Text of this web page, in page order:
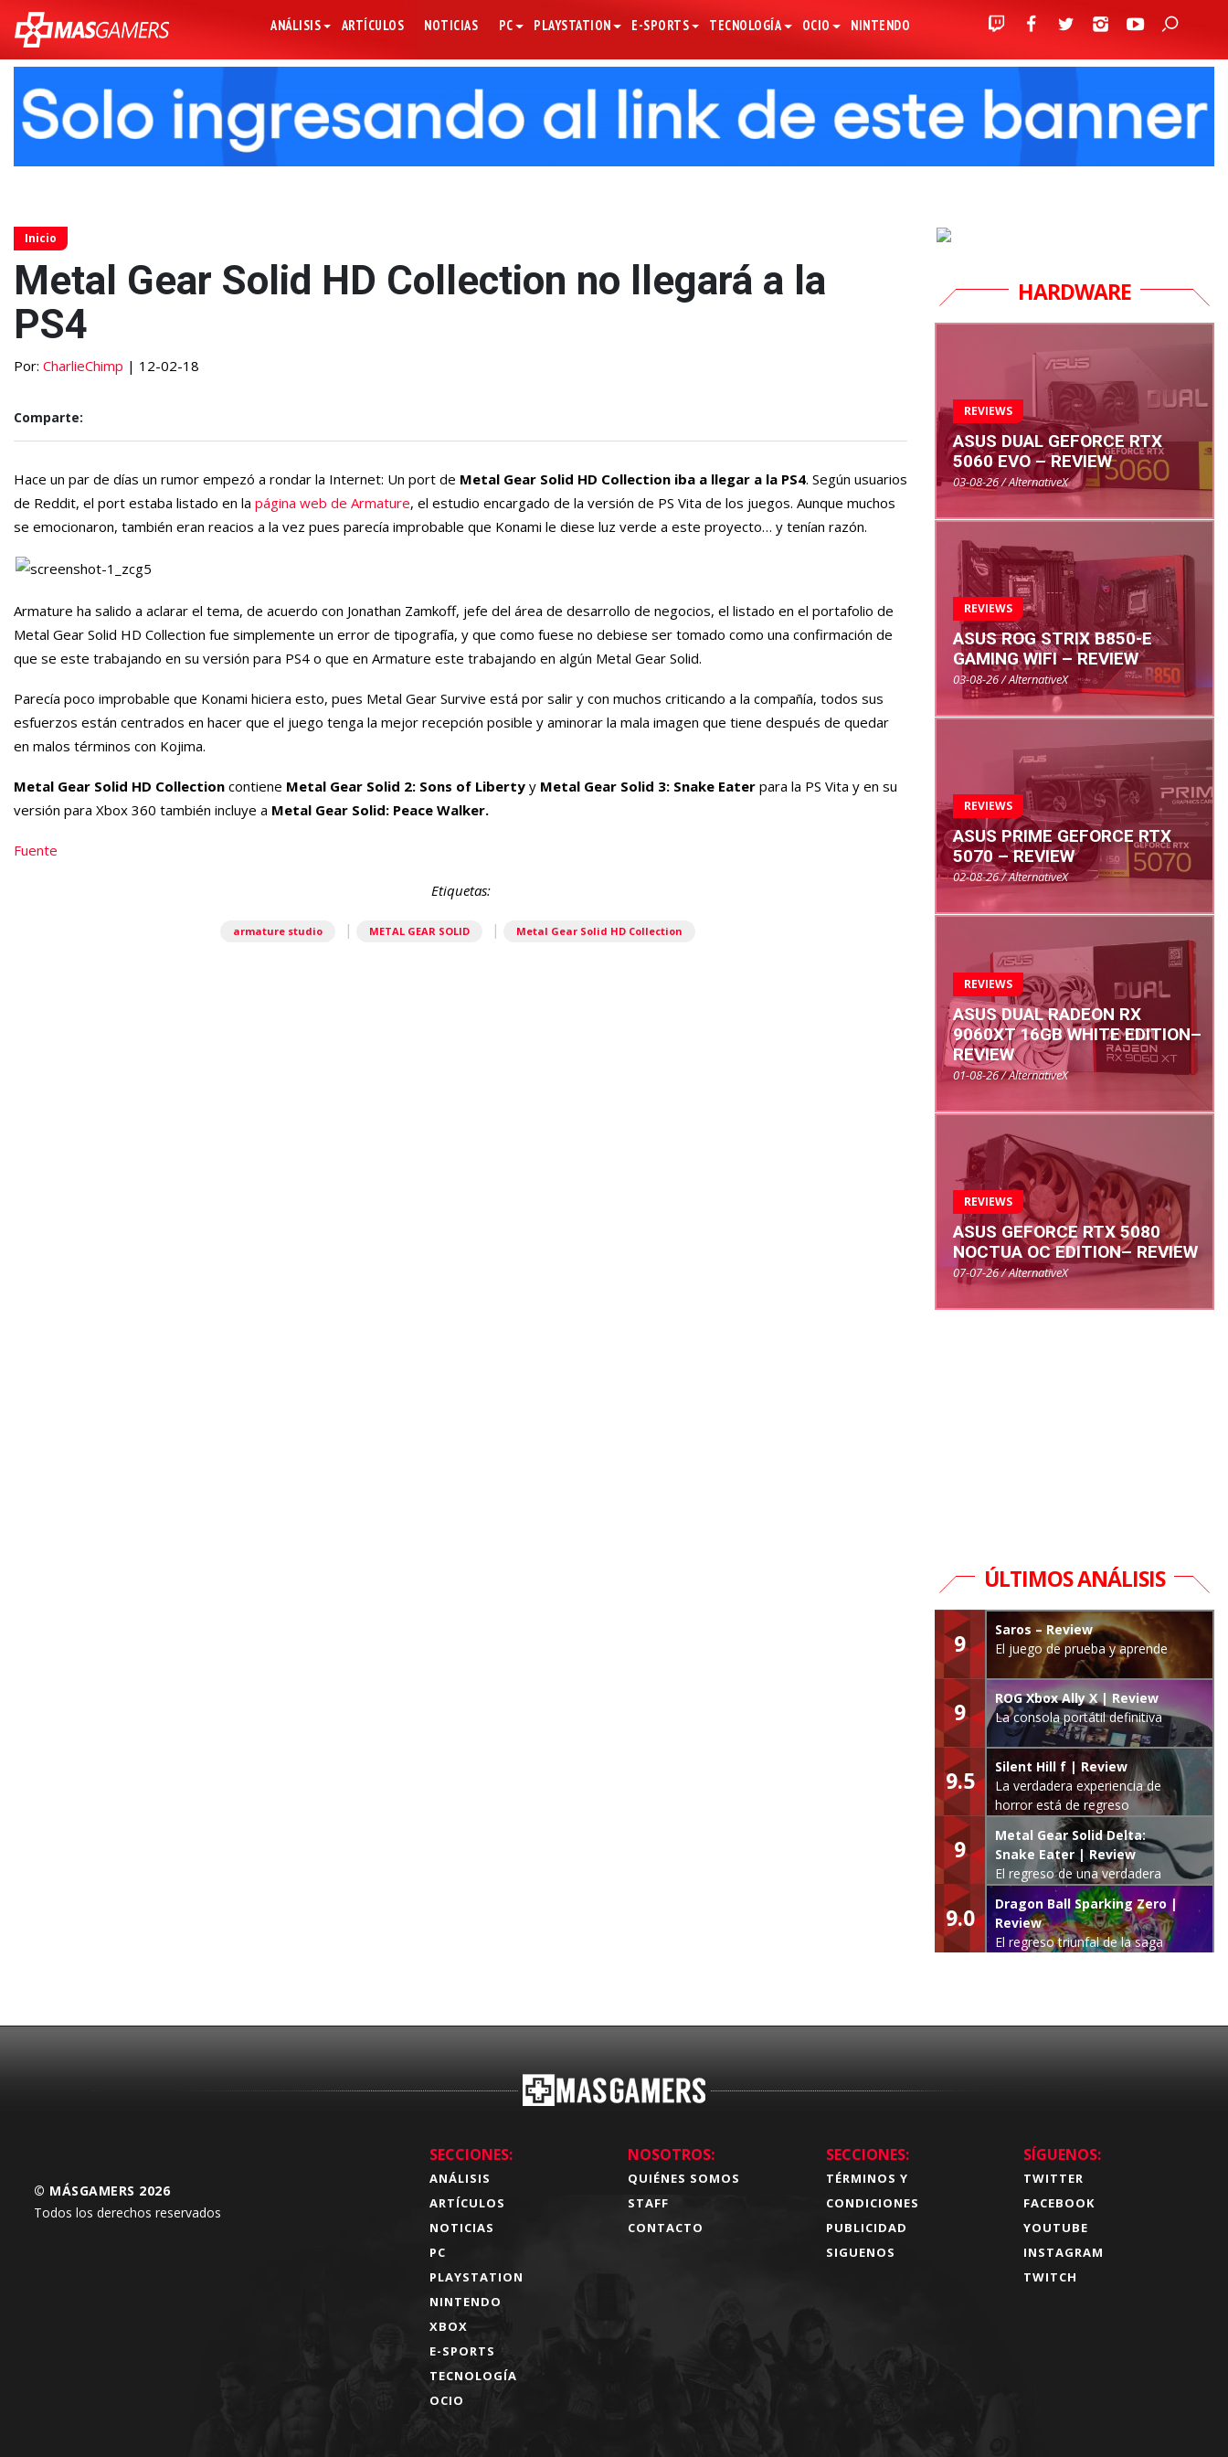
ANÁLISIS ARTÍCULOS NOTICIAS PC PLAYSTATION E-SPORTS TECNOLOGÍA OCIO NINTENDO
Inicio
Metal Gear Solid HD Collection no llegará a la
PS4
Por: CharlieChimp | 12-02-18
Comparte:
Hace un par de días un rumor empezó a rondar la Internet: Un port de Metal Gear Solid HD Collection iba a llegar a la PS4. Según usuarios
de Reddit, el port estaba listado en la página web de Armature, el estudio encargado de la versión de PS Vita de los juegos. Aunque muchos
se emocionaron, también eran reacios a la vez pues parecía improbable que Konami le diese luz verde a este proyecto… y tenían razón.
Armature ha salido a aclarar el tema, de acuerdo con Jonathan Zamkoff, jefe del área de desarrollo de negocios, el listado en el portafolio de
Metal Gear Solid HD Collection fue simplemente un error de tipografía, y que como fuese no debiese ser tomado como una confirmación de
que se este trabajando en su versión para PS4 o que en Armature este trabajando en algún Metal Gear Solid.
Parecía poco improbable que Konami hiciera esto, pues Metal Gear Survive está por salir y con muchos criticando a la compañía, todos sus
esfuerzos están centrados en hacer que el juego tenga la mejor recepción posible y aminorar la mala imagen que tiene después de quedar
en malos términos con Kojima.
Metal Gear Solid HD Collection contiene Metal Gear Solid 2: Sons of Liberty y Metal Gear Solid 3: Snake Eater para la PS Vita y en su
versión para Xbox 360 también incluye a Metal Gear Solid: Peace Walker.
Fuente
Etiquetas:
armature studio | METAL GEAR SOLID | Metal Gear Solid HD Collection
HARDWARE
REVIEWS
ASUS DUAL GEFORCE RTX
5060 EVO – REVIEW
03-08-26 / AlternativeX
REVIEWS
ASUS ROG STRIX B850-E
GAMING WIFI – REVIEW
03-08-26 / AlternativeX
REVIEWS
ASUS PRIME GEFORCE RTX
5070 – REVIEW
02-08-26 / AlternativeX
REVIEWS
ASUS DUAL RADEON RX
9060XT 16GB WHITE EDITION–
REVIEW
01-08-26 / AlternativeX
REVIEWS
ASUS GEFORCE RTX 5080
NOCTUA OC EDITION– REVIEW
07-07-26 / AlternativeX
ÚLTIMOS ANÁLISIS
9
Saros – Review
El juego de prueba y aprende
9
ROG Xbox Ally X | Review
La consola portátil definitiva
9.5
Silent Hill f | Review
La verdadera experiencia de
horror está de regreso
9
Metal Gear Solid Delta:
Snake Eater | Review
El regreso de una verdadera
leyenda
9.0
Dragon Ball Sparking Zero |
Review
El regreso triunfal de la saga
© MÁSGAMERS 2026
Todos los derechos reservados
SECCIONES:
ANÁLISIS
ARTÍCULOS
NOTICIAS
PC
PLAYSTATION
NINTENDO
XBOX
E-SPORTS
TECNOLOGÍA
OCIO
NOSOTROS:
QUIÉNES SOMOS
STAFF
CONTACTO
SECCIONES:
TÉRMINOS Y
CONDICIONES
PUBLICIDAD
SIGUENOS
SÍGUENOS:
TWITTER
FACEBOOK
YOUTUBE
INSTAGRAM
TWITCH